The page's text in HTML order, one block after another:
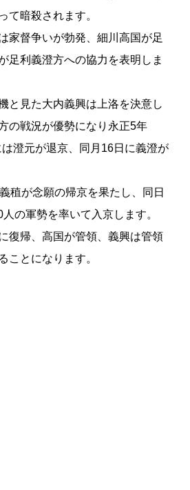
て暗殺されます。
家督争いが勃発、細川高国が足
足利義澄方への協力を表明しま
と見た大内義興は上洛を決意し
の戦況が優勢になり永正5年
は澄元が退京、同月16日に義澄が
稙が念願の帰京を果たし、同日
の軍勢を率いて入京します。
復帰、高国が管領、義興は管領
ことになります。